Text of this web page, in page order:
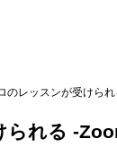
のレッスンが受けら
れる -